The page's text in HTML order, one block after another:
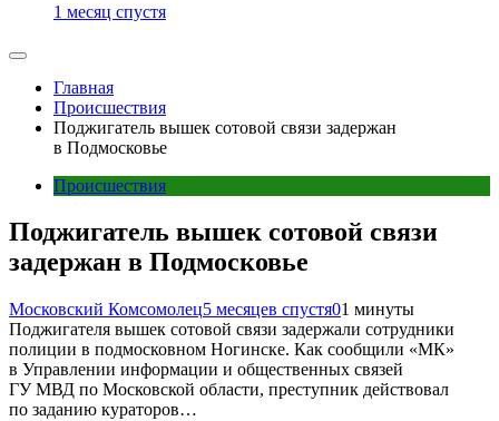
1 месяц спустя
Главная
Происшествия
Поджигатель вышек сотовой связи задержан
в Подмосковье
Происшествия
Поджигатель вышек сотовой связи
задержан в Подмосковье
Московский Комсомолец5 месяцев спустя01 минуты
Поджигателя вышек сотовой связи задержали сотрудники
полиции в подмосковном Ногинске. Как сообщили «МК»
в Управлении информации и общественных связей
ГУ МВД по Московской области, преступник действовал
по заданию кураторов…